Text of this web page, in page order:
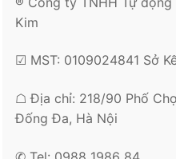
Kim
☑ MST: 0109024841 Sở
☖ Địa chỉ: 218/90 Phố
Đống Đa, Hà Nội